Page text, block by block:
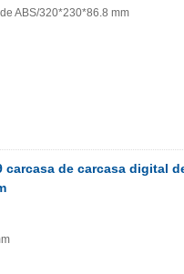
ABS/320*230*86.8 mm
carcasa de carcasa digital